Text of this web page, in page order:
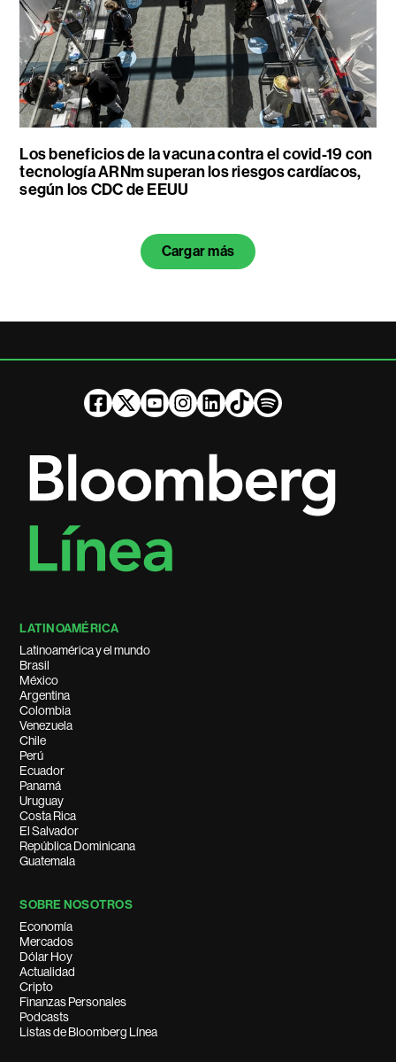
Los beneficios de la vacuna contra el covid-19 con
tecnología ARNm superan los riesgos cardíacos,
según los CDC de EEUU
Cargar más
LATINOAMÉRICA
Latinoamérica y el mundo
Brasil
México
Argentina
Colombia
Venezuela
Chile
Perú
Ecuador
Panamá
Uruguay
Costa Rica
El Salvador
República Dominicana
Guatemala
SOBRE NOSOTROS
Economía
Mercados
Dólar Hoy
Actualidad
Cripto
Finanzas Personales
Podcasts
Listas de Bloomberg Línea